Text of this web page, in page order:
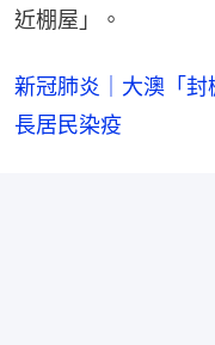
近棚屋」。
新冠肺炎｜大澳「封
長居民染疫